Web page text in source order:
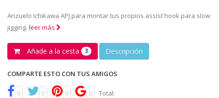
Anzuelo Ichikawa APJ para montar tus propios assist hook para slow
jigging. leer más
Añade a la cesta 3 Descripción
COMPARTE ESTO CON TUS AMIGOS
0 0 0 0 Total: